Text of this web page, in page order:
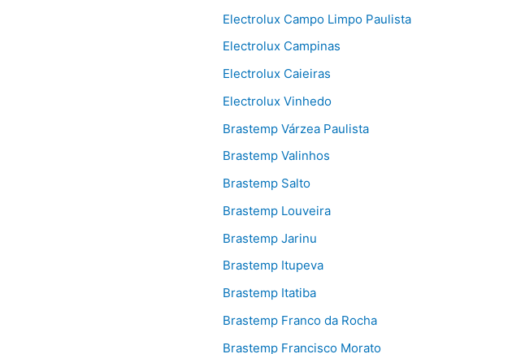
Electrolux Campo Limpo Paulista
Electrolux Campinas
Electrolux Caieiras
Electrolux Vinhedo
Brastemp Várzea Paulista
Brastemp Valinhos
Brastemp Salto
Brastemp Louveira
Brastemp Jarinu
Brastemp Itupeva
Brastemp Itatiba
Brastemp Franco da Rocha
Brastemp Francisco Morato